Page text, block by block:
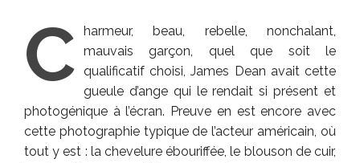
C
harmeur, beau, rebelle, nonchalant,
mauvais garçon, quel que soit le
qualificatif choisi, James Dean avait cette
gueule d’ange qui le rendait si présent et
photogénique à l’écran. Preuve en est encore avec
cette photographie typique de l’acteur américain, où
tout y est : la chevelure ébouriffée, le blouson de cuir,